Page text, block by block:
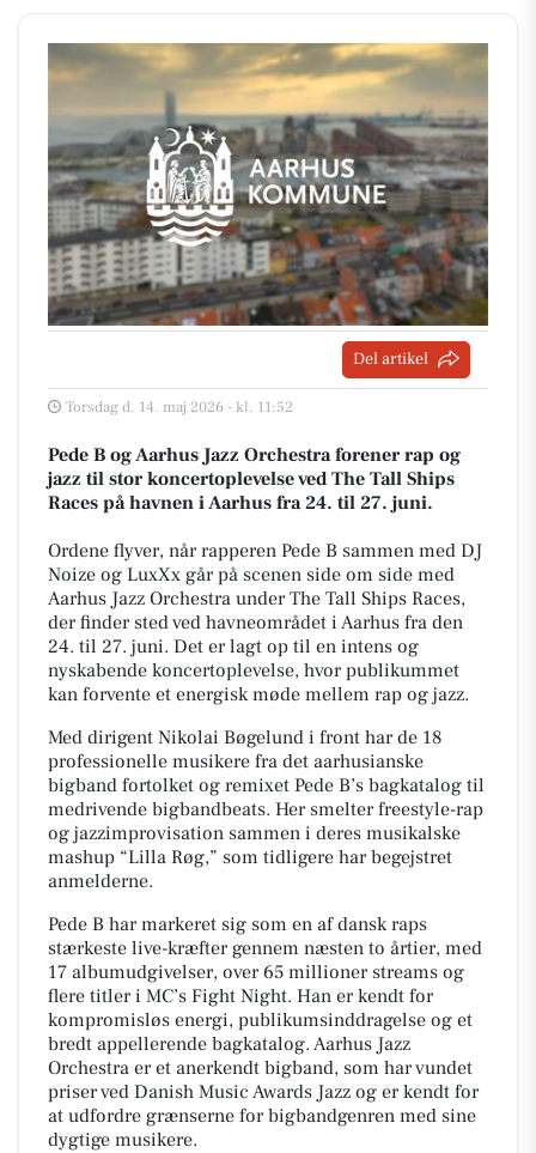
Del artikel
Torsdag d. 14. maj 2026 - kl. 11:52
Pede B og Aarhus Jazz Orchestra forener rap og
jazz til stor koncertoplevelse ved The Tall Ships
Races på havnen i Aarhus fra 24. til 27. juni.
Ordene flyver, når rapperen Pede B sammen med DJ
Noize og LuxXx går på scenen side om side med
Aarhus Jazz Orchestra under The Tall Ships Races,
der finder sted ved havneområdet i Aarhus fra den
24. til 27. juni. Det er lagt op til en intens og
nyskabende koncertoplevelse, hvor publikummet
kan forvente et energisk møde mellem rap og jazz.
Med dirigent Nikolai Bøgelund i front har de 18
professionelle musikere fra det aarhusianske
bigband fortolket og remixet Pede B’s bagkatalog til
medrivende bigbandbeats. Her smelter freestyle-rap
og jazzimprovisation sammen i deres musikalske
mashup “Lilla Røg,” som tidligere har begejstret
anmelderne.
Pede B har markeret sig som en af dansk raps
stærkeste live-kræfter gennem næsten to årtier, med
17 albumudgivelser, over 65 millioner streams og
flere titler i MC’s Fight Night. Han er kendt for
kompromisløs energi, publikumsinddragelse og et
bredt appellerende bagkatalog. Aarhus Jazz
Orchestra er et anerkendt bigband, som har vundet
priser ved Danish Music Awards Jazz og er kendt for
at udfordre grænserne for bigbandgenren med sine
dygtige musikere.